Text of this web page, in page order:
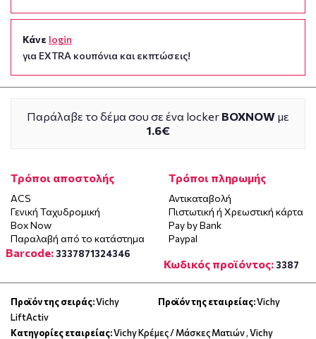
Κάνε login
για EXTRA κουπόνια και εκπτώσεις!
Παράλαβε το δέμα σου σε ένα locker BOXNOW με
1.6€
Τρόποι αποστολής
ACS
Γενική Ταχυδρομική
Box Now
Παραλαβή από το κατάστημα
Τρόποι πληρωμής
Αντικαταβολή
Πιστωτική ή Χρεωστική κάρτα
Pay by Bank
Paypal
Barcode: 3337871324346
Κωδικός προϊόντος: 3387
Προϊόν της σειράς:Vichy
LiftActiv
Προϊόν της εταιρείας:Vichy
Κατηγορίες εταιρείας:Vichy Κρέμες / Μάσκες Ματιών,Vichy